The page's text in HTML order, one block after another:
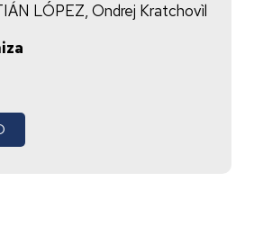
LÓPEZ, Ondrej Kratchovìl